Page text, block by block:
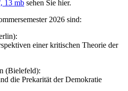
13 mb sehen Sie hier.
2026 sind:
einer kritischen Theorie der
(Bielefeld):
die Prekarität der Demokratie